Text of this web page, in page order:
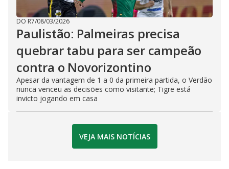
DO R7/08/03/2026
Paulistão: Palmeiras precisa
quebrar tabu para ser campeão
contra o Novorizontino
Apesar da vantagem de 1 a 0 da primeira partida, o Verdão
nunca venceu as decisões como visitante; Tigre está
invicto jogando em casa
VEJA MAIS NOTÍCIAS